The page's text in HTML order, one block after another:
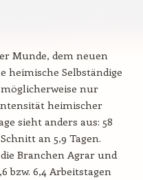
Munde, dem neuen
heimische Selbständige
nur
heimischer
sieht anders aus: 58
an 5,9 Tagen.
Branchen Agrar und
bzw. 6,4 Arbeitstagen